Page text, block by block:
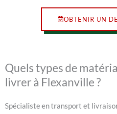
OBTENIR UN
Quels types de
livrer à Flexanville ?
Spécialiste en transport et